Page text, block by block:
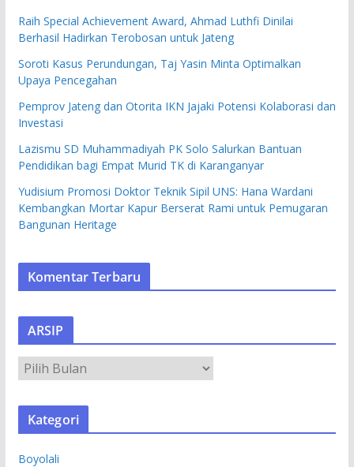
Raih Special Achievement Award, Ahmad Luthfi Dinilai
Berhasil Hadirkan Terobosan untuk Jateng
Soroti Kasus Perundungan, Taj Yasin Minta Optimalkan
Upaya Pencegahan
Pemprov Jateng dan Otorita IKN Jajaki Potensi Kolaborasi dan
Investasi
Lazismu SD Muhammadiyah PK Solo Salurkan Bantuan
Pendidikan bagi Empat Murid TK di Karanganyar
Yudisium Promosi Doktor Teknik Sipil UNS: Hana Wardani
Kembangkan Mortar Kapur Berserat Rami untuk Pemugaran
Bangunan Heritage
Komentar Terbaru
ARSIP
R
S
Kategori
Boyolali